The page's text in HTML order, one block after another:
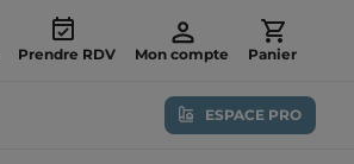
Prendre RDV Mon compte Panier
ESPACE PRO